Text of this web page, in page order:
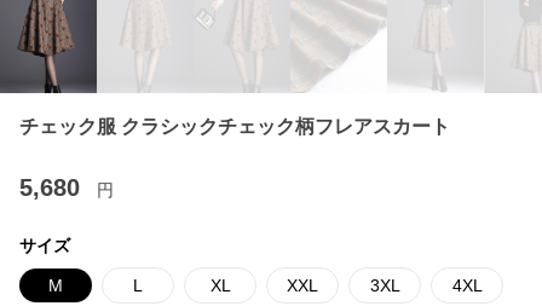
チェック服 クラシックチェック柄フレアスカート
5,680 円
サイズ
M L XL XXL 3XL 4XL